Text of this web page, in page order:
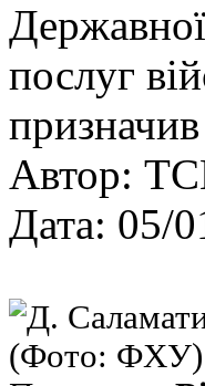
Державної
послуг
Автор:
Дата: 05/